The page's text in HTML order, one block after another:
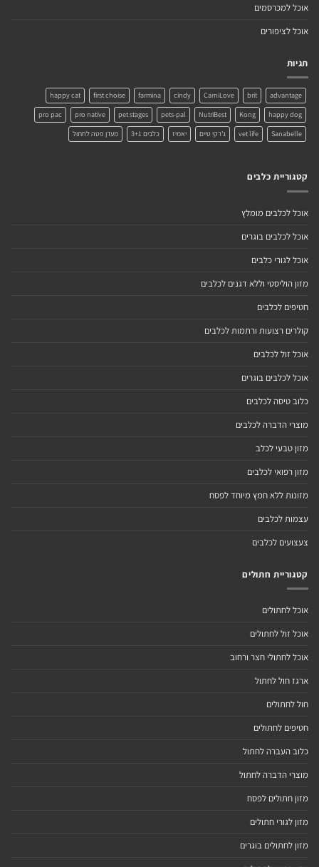
אוכל למכרסמים
אוכל לציפורים
תגיות
advantage
brit
CarniLove
cindy
farmina
first choise
happy cat
happy dog
Kong
NutriBest
pets-pal
pet stages
pro native
pro pac
Sanabelle
vet life ג'רקי טיים יאמיז כלבים 3+1 מעדן פטה לחתול
קטגוריית כלבים
אוכל לכלבים מומלץ
אוכל לכלבים בוגרים
אוכל לגורי כלבים
מזון הוליסטי וללא דגנים לכלבים
חטיפים לכלבים
קולרים רצועות ורתמות לכלבים
אוכל זול לכלבים
אוכל לכלבים בוגרים
כלוב טיסה לכלבים
מוצרי הדברה לכלבים
מזון טבעי לכלב
מזון רפואי לכלבים
מזונות ללא חמץ מיוחד לפסח
עצמות לכלבים
צעצועים לכלבים
קטגוריית חתולים
אוכל לחתולים
אוכל זול לחתולים
אוכל לחתולי חצר ורחוב
ארגז חול לחתול
חול לחתולים
חטיפים לחתולים
כלוב העברה לחתול
מוצרי הדברה לחתול
מזון חתולים לפסח
מזון לגורי חתולים
מזון לחתולים בוגרים